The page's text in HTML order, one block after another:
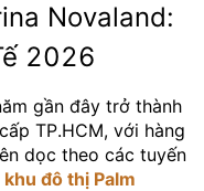
Novaland:
2026
gần đây trở thành
TP.HCM, với hàng
dọc theo các tuyến
khu đô thị Palm